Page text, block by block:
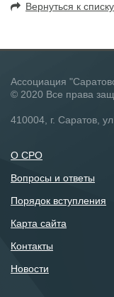
Вернуться к списку
Ассоциация
© 2020 Все права
410004, г. Саратов,
О СРО
Вопросы и ответы
Порядок вступления
Карта сайта
Контакты
Новости